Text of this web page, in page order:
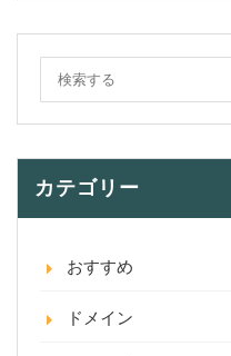
カテゴリー
おすすめ
ドメイン